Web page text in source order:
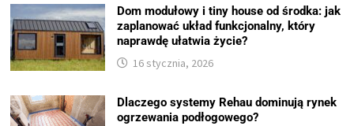
Dom modułowy i tiny house od środka: jak
zaplanować układ funkcjonalny, który
naprawdę ułatwia życie?
16 stycznia, 2026
Dlaczego systemy Rehau dominują rynek
ogrzewania podłogowego?